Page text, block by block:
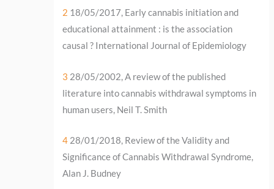
2 18/05/2017, Early cannabis initiation and
educational attainment : is the association
causal ? International Journal of Epidemiology
3 28/05/2002, A review of the published
literature into cannabis withdrawal symptoms in
human users, Neil T. Smith
4 28/01/2018, Review of the Validity and
Significance of Cannabis Withdrawal Syndrome,
Alan J. Budney